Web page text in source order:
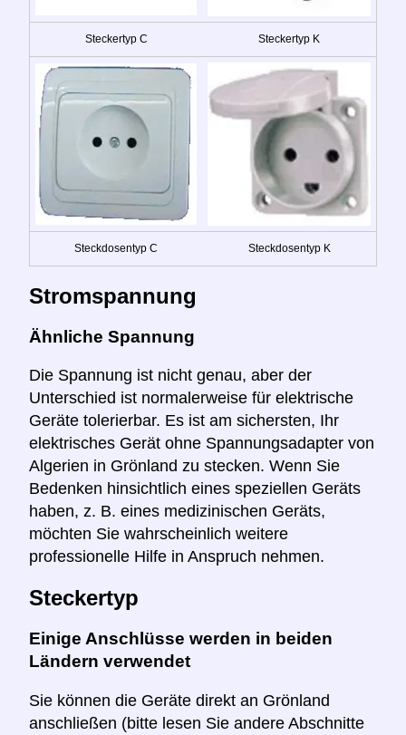
Steckertyp C Steckertyp K
Steckdosentyp C Steckdosentyp K
Stromspannung
Ähnliche Spannung
Die Spannung ist nicht genau, aber der
Unterschied ist normalerweise für elektrische
Geräte tolerierbar. Es ist am sichersten, Ihr
elektrisches Gerät ohne Spannungsadapter von
Algerien in Grönland zu stecken. Wenn Sie
Bedenken hinsichtlich eines speziellen Geräts
haben, z. B. eines medizinischen Geräts,
möchten Sie wahrscheinlich weitere
professionelle Hilfe in Anspruch nehmen.
Steckertyp
Einige Anschlüsse werden in beiden
Ländern verwendet
Sie können die Geräte direkt an Grönland
anschließen (bitte lesen Sie andere Abschnitte